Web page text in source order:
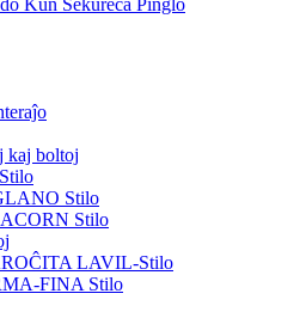
Kun Sekureca Pinglo
kaj boltoj
Stilo
Stilo
LAVIL-Stilo
FINA Stilo